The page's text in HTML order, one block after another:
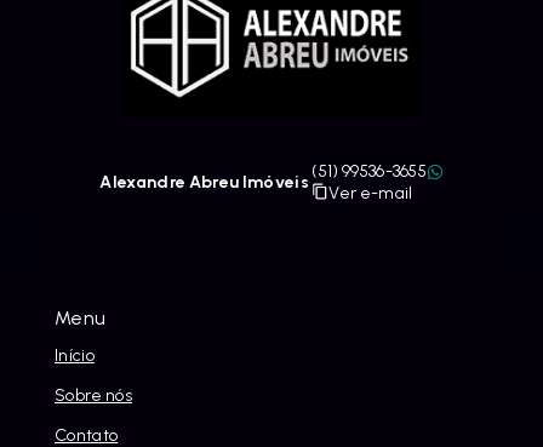
Menu
Início
Sobre nós
Contato
Alexandre Abreu Imóveis
(51) 99536-3655
Ver e-mail